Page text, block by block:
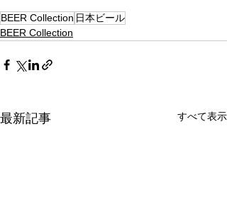
BEER Collection 日本ビール
BEER Collection
最新記事 すべて表示